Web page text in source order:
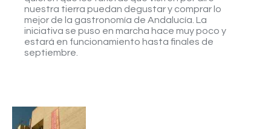
nuestra tierra puedan degustar y comprar lo
mejor de la gastronomía de Andalucía. La
iniciativa se puso en marcha hace muy poco y
estará en funcionamiento hasta finales de
septiembre.